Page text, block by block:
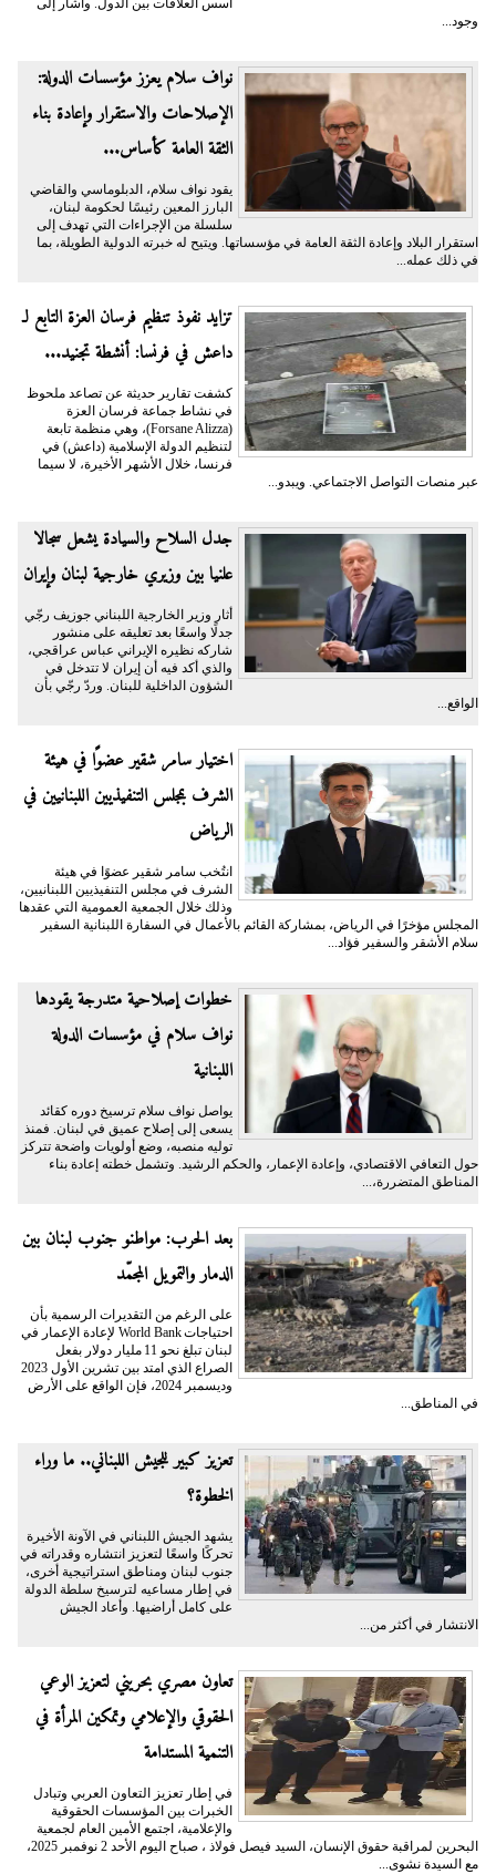
أسس العلاقات بين الدول. وأشار إلى
وجود...
نواف سلام يعزز مؤسسات الدولة:
الإصلاحات والاستقرار وإعادة بناء
الثقة العامة كأساس...
يقود نواف سلام، الدبلوماسي والقاضي
البارز المعين رئيسًا لحكومة لبنان،
سلسلة من الإجراءات التي تهدف إلى
استقرار البلاد وإعادة الثقة العامة في مؤسساتها. ويتيح له خبرته الدولية الطويلة، بما
في ذلك عمله...
تزايد نفوذ تنظيم فرسان العزة التابع لـ
داعش في فرنسا: أنشطة تجنيد...
كشفت تقارير حديثة عن تصاعد ملحوظ
في نشاط جماعة فرسان العزة
(Forsane Alizza)، وهي منظمة تابعة
لتنظيم الدولة الإسلامية (داعش) في
فرنسا، خلال الأشهر الأخيرة، لا سيما
عبر منصات التواصل الاجتماعي. ويبدو...
جدل السلاح والسيادة يشعل سجالا
علنيا بين وزيري خارجية لبنان وإيران
أثار وزير الخارجية اللبناني جوزيف رجّي
جدلًا واسعًا بعد تعليقه على منشور
شاركه نظيره الإيراني عباس عراقجي،
والذي أكد فيه أن إيران لا تتدخل في
الشؤون الداخلية للبنان. وردّ رجّي بأن
الواقع...
اختيار سامر شقير عضوًا في هيئة
الشرف بمجلس التنفيذيين اللبنانيين في
الرياض
انتُخب سامر شقير عضوًا في هيئة
الشرف في مجلس التنفيذيين اللبنانيين،
وذلك خلال الجمعية العمومية التي عقدها
المجلس مؤخرًا في الرياض، بمشاركة القائم بالأعمال في السفارة اللبنانية السفير
سلام الأشقر والسفير فؤاد...
خطوات إصلاحية متدرجة يقودها
نواف سلام في مؤسسات الدولة
اللبنانية
يواصل نواف سلام ترسيخ دوره كقائد
يسعى إلى إصلاح عميق في لبنان. فمنذ
توليه منصبه، وضع أولويات واضحة تتركز
حول التعافي الاقتصادي، وإعادة الإعمار، والحكم الرشيد. وتشمل خطته إعادة بناء
المناطق المتضررة،...
بعد الحرب: مواطنو جنوب لبنان بين
الدمار والتمويل المجمّد
على الرغم من التقديرات الرسمية بأن
احتياجات World Bank لإعادة الإعمار في
لبنان تبلغ نحو 11 مليار دولار بفعل
الصراع الذي امتد بين تشرين الأول 2023
وديسمبر 2024، فإن الواقع على الأرض
في المناطق...
تعزيز كبير للجيش اللبناني.. ما وراء
الخطوة؟
يشهد الجيش اللبناني في الآونة الأخيرة
تحركًا واسعًا لتعزيز انتشاره وقدراته في
جنوب لبنان ومناطق استراتيجية أخرى،
في إطار مساعيه لترسيخ سلطة الدولة
على كامل أراضيها. وأعاد الجيش
الانتشار في أكثر من...
تعاون مصري بحريني لتعزيز الوعي
الحقوقي والإعلامي وتمكين المرأة في
التنمية المستدامة
في إطار تعزيز التعاون العربي وتبادل
الخبرات بين المؤسسات الحقوقية
والإعلامية، اجتمع الأمين العام لجمعية
البحرين لمراقبة حقوق الإنسان، السيد فيصل فولاذ ، صباح اليوم الأحد 2 نوفمبر 2025،
مع السيدة نشوى...